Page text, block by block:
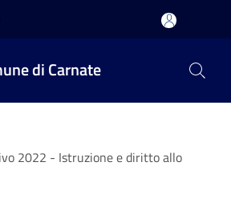
di Carnate
2022 - Istruzione e diritto allo